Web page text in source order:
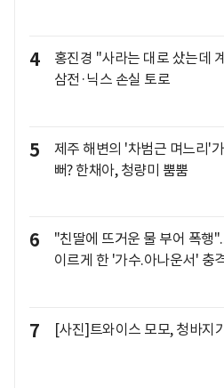
4
홍진경 "사라는 대로 샀는데
삼전·닉스 손실 토로
5
제주 해변의 '차범근 며느리'
뻐? 한채아, 청량미 뿜뿜
6
"친딸에 뜨거운 물 부어 폭행
이르게 한 '가수.아나운서' 충
7 [사진]트와이스 모모, 청바지